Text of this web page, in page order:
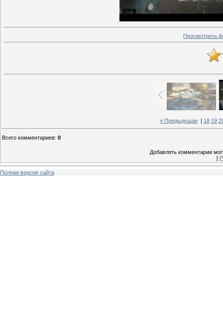
Просмотреть
« Предыдущая 18 19
Всего комментариев: 0
Добавлять комментарии
[
Полная версия сайта